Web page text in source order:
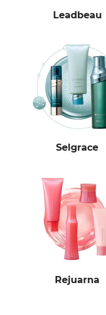
Leadbeau
Selgrace
Rejuarna